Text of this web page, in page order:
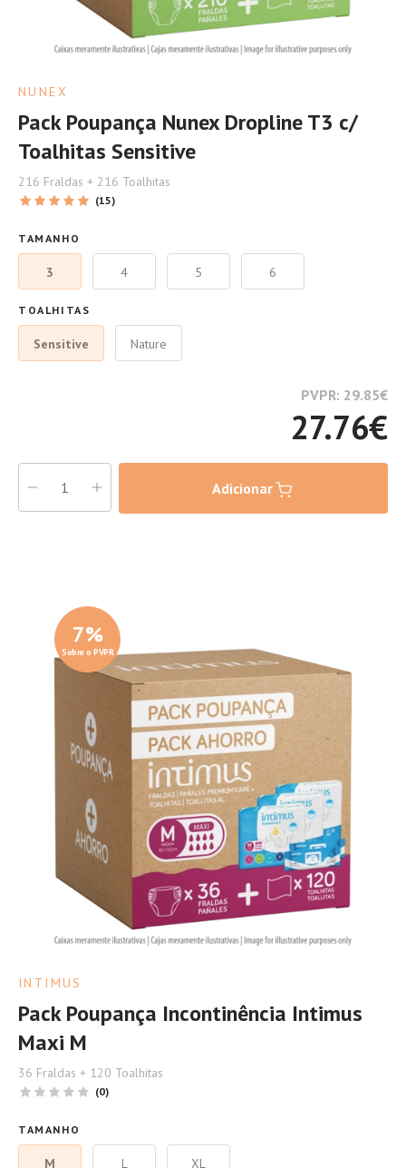
NUNEX
Pack Poupança Nunex Dropline T3 c/
Toalhitas Sensitive
216 Fraldas + 216 Toalhitas
(15)
TAMANHO
3 4 5 6
TOALHITAS
Sensitive Nature
PVPR: 29.85€
27.76€
Adicionar
7%
Sobre o PVPR
INTIMUS
Pack Poupança Incontinência Intimus
Maxi M
36 Fraldas + 120 Toalhitas
(0)
TAMANHO
M L XL